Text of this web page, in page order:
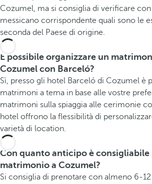
Cozumel, ma si consiglia di verificare
messicano corrispondente quali sono le
seconda del Paese di origine.
È possibile organizzare un
Cozumel con Barceló?
Sì, presso gli hotel Barceló di Cozumel è
matrimoni a tema in base alle vostre
matrimoni sulla spiaggia alle cerimonie
hotel offrono la flessibilità di
varietà di location.
Con quanto anticipo è consigliabile
matrimonio a Cozumel?
Si consiglia di prenotare con almeno 6-